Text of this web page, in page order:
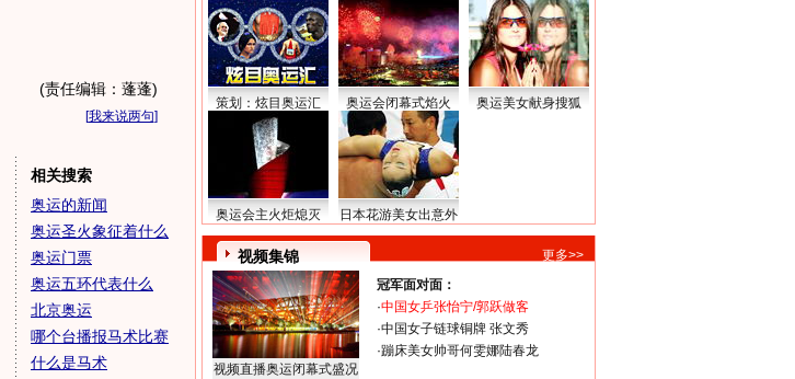
(责任编辑：蓬蓬)
[我来说两句]
相关搜索
奥运的新闻
奥运圣火象征着什么
奥运门票
奥运五环代表什么
北京奥运
哪个台播报马术比赛
什么是马术
策划：炫目奥运汇 奥运会闭幕式焰火 奥运美女献身搜狐
奥运会主火炬熄灭 日本花游美女出意外
视频集锦 更多>>
视频直播奥运闭幕式盛况
冠军面对面：
·中国女乒张怡宁/郭跃做客
·中国女子链球铜牌 张文秀
·蹦床美女帅哥何雯娜陆春龙